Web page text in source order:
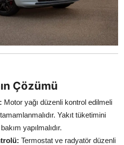
Çözümü
Motor yağı düzenli kontrol edilmeli
Yakıt tüketimini
yapılmalıdır.
Termostat ve radyatör düzenli